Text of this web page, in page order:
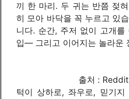
끼 한 마리. 두 귀는 반쯤 젖
히 모아 바닥을 꼭 누르고 있
니다. 순간, 주저 없이 고개를
입— 그리고 이어지는 놀라운
출처 :
턱이 상하로, 좌우로, 믿기지